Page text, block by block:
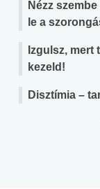
Nézz
le a
Izgulsz, mert
kezeld!
Disztímia –